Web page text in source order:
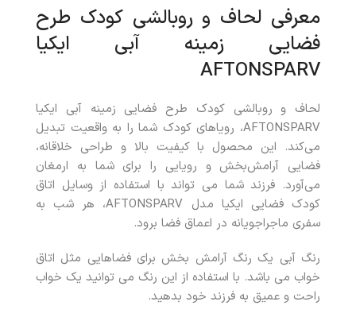
معرفی لحاف و روبالشی کودک طرح
فضایی زمینه آبی ایکیا
AFTONSPARV
لحاف و روبالشی کودک طرح فضایی زمینه آبی ایکیا
AFTONSPARV، رویاهای کودک شما را به واقعیت تبدیل
می‌کند. این محصول با کیفیت بالا و طراحی خلاقانه،
فضایی آرامش‌بخش و رویایی را برای شما به ارمغان
می‌آورد. فرزند شما می تواند با استفاده از وسایل اتاق
کودک فضایی ایکیا مدل AFTONSPARV، هر شب به
سفری ماجراجویانه در اعماق فضا برود.
رنگ آبی یک رنگ آرامش بخش برای فضاهایی مثل اتاق
خواب می باشد. با استفاده از این رنگ می توانید یک خواب
راحت و عمیق به فرزند خود بدهید.